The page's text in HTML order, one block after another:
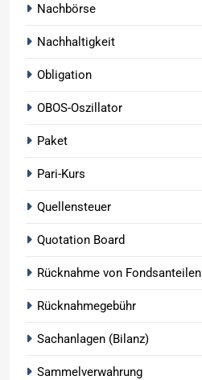
Nachbörse
Nachhaltigkeit
Obligation
OBOS-Oszillator
Paket
Pari-Kurs
Quellensteuer
Quotation Board
Rücknahme von Fondsanteilen
Rücknahmegebühr
Sachanlagen (Bilanz)
Sammelverwahrung